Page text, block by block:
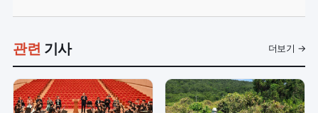
관련 기사 더보기 →